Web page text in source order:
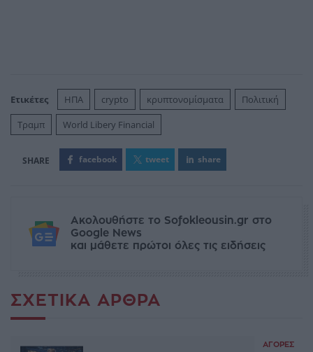
Ετικέτες ΗΠΑ crypto κρυπτονομίσματα
Πολιτική
Τραμπ
World Libery Financial
facebook tweet share
Ακολουθήστε το Sofokleousin.gr στο
Google News
και μάθετε πρώτοι όλες τις ειδήσεις
ΣΧΕΤΙΚΆ ΆΡΘΡΑ
ΑΓΟΡΈΣ